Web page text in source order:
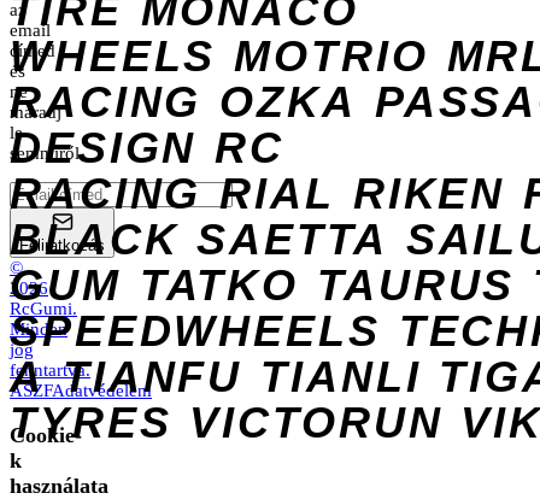
TIRE MONACO
WHEELS MOTRIO
RACING OZKA
DESIGN RC
RACING RIAL RIKEN
BLACK SAETTA
GUM TATKO TAURUS
SPEEDWHEELS
A TIANFU TIANLI
TYRES VICTORUN
az
email
címed
és
ne
maradj
le
semmiről.
Feliratkozás
©
2026
RcGumi.
Minden
jog
fenntartva.
ÁSZFAdatvédelem
Cookie-
k
használata